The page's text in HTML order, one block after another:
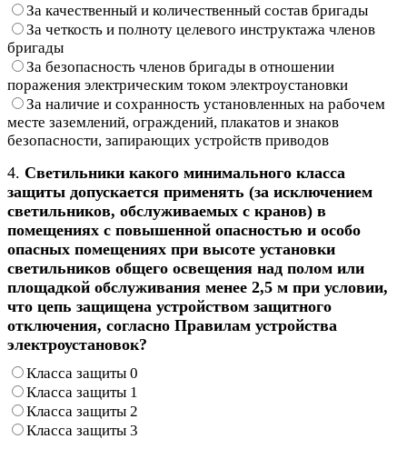
За качественный и количественный состав бригады
За четкость и полноту целевого инструктажа членов
бригады
За безопасность членов бригады в отношении
поражения электрическим током электроустановки
За наличие и сохранность установленных на рабочем
месте заземлений, ограждений, плакатов и знаков
безопасности, запирающих устройств приводов
4. Светильники какого минимального класса
защиты допускается применять (за исключением
светильников, обслуживаемых с кранов) в
помещениях с повышенной опасностью и особо
опасных помещениях при высоте установки
светильников общего освещения над полом или
площадкой обслуживания менее 2,5 м при условии,
что цепь защищена устройством защитного
отключения, согласно Правилам устройства
электроустановок?
Класса защиты 0
Класса защиты 1
Класса защиты 2
Класса защиты 3